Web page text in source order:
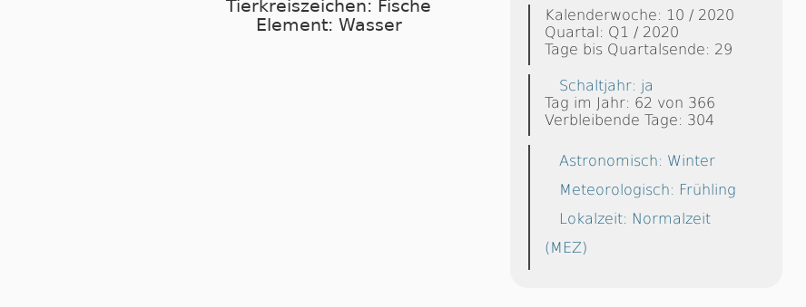
Tierkreiszeichen: Fische
Element: Wasser
Kalenderwoche: 10 / 2020
Quartal: Q1 / 2020
Tage bis Quartalsende: 29
Schaltjahr: ja
Tag im Jahr: 62 von 366
Verbleibende Tage: 304
Astronomisch: Winter
Meteorologisch: Frühling
Lokalzeit: Normalzeit
(MEZ)